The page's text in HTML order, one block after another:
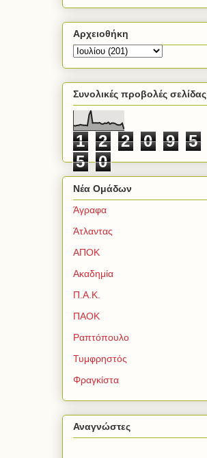
Αρχειοθήκη
Συνολικές προβολές σελίδας
1 2 2 0 9
5
5
0
Νέα Ομάδων
Άγραφα
Άτλαντας
ΑΠΟΚ
Ακαδημία
Π.Α.Κ.
ΠΑΟΚ
Ραπτόπουλο
Τυμφρηστός
Φραγκίστα
Αναγνώστες